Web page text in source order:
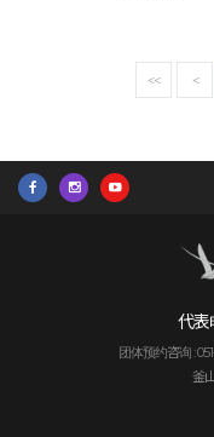
<< <
代表
团体预约咨询 :
釜